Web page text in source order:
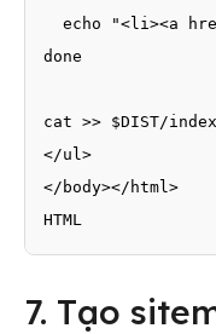
echo "<li><a
done
cat >> $DIST/
</ul>
</body></html>
HTML
7. Tạo